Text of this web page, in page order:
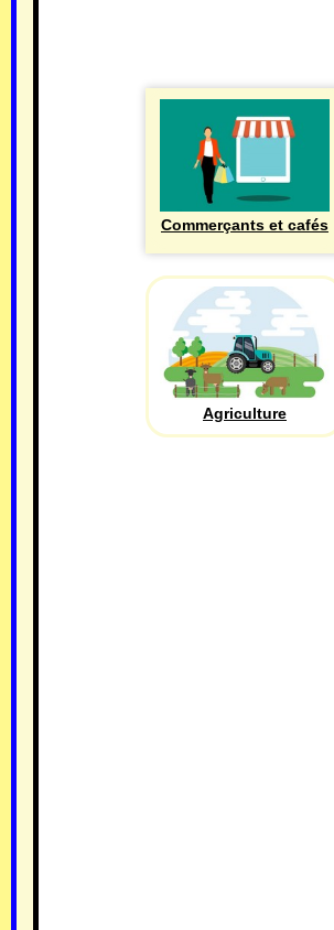
Commerçants et cafés
Agriculture